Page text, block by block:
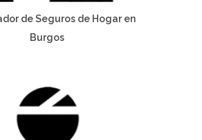
de Seguros de Hogar en
Burgos